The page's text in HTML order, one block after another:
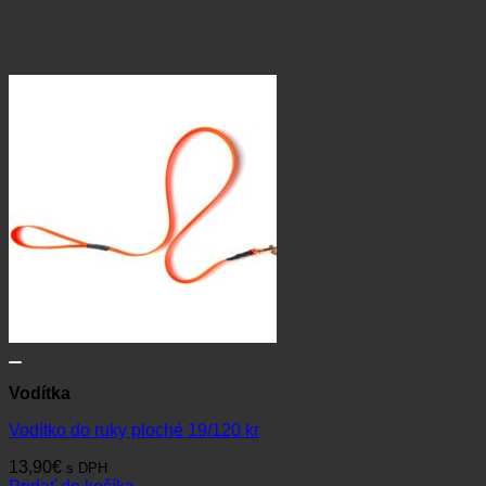
Vodítka
Vodítko do ruky ploché 19/120 kr
13,90€ s DPH